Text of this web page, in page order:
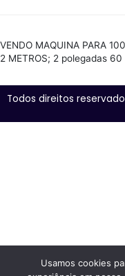
VENDO MAQUINA PARA
2 METROS; 2 polegadas 60
Todos direitos
Usamos cookies